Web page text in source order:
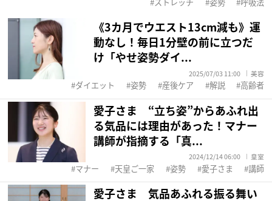
《3カ月でウエスト13cm減も》運
動なし！毎日1分壁の前に立つだ
け「やせ姿勢ダイ...
2025/07/03 11:00 美容
ダイエット 姿勢 産後ケア 解説 高齢者
愛子さま “立ち姿”からあふれ出
る気品には理由があった！マナー
講師が指摘する「真...
2024/12/14 06:00 皇室
マナー 天皇ご一家 姿勢 愛子さま 講師
愛子さま 気品あふれる振る舞い